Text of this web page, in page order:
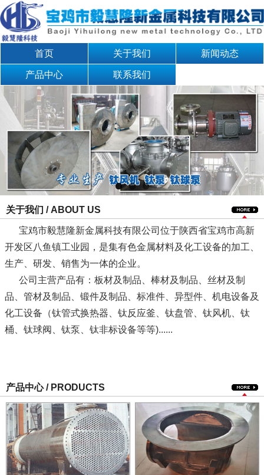
首页 关于我们 新闻动态
产品中心 联系我们
关于我们 / ABOUT US
宝鸡市毅慧隆新金属科技有限公司位于陕西省宝鸡市高新
开发区八鱼镇工业园，是集有色金属材料及化工设备的加工、
生产、研发、销售为一体的企业。
公司主营产品有：板材及制品、棒材及制品、丝材及制
品、管材及制品、锻件及制品、标准件、异型件、机电设备及
化工设备（钛管式换热器、钛反应釜、钛盘管、钛风机、钛
桶、钛球阀、钛泵、钛非标设备等等)......
产品中心 / PRODUCTS